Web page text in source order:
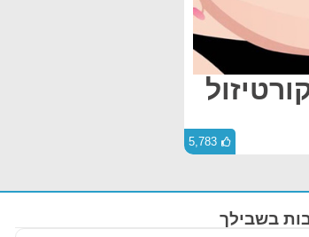
5,783
בשבילך